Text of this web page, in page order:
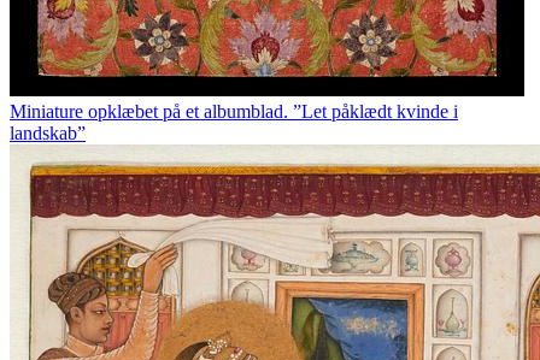
Miniature opklæbet på et albumblad. ”Let påklædt kvinde i
landskab”